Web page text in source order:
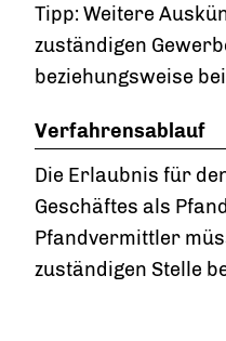
Tipp: Weitere
zuständigen
beziehungsweise
Verfahrensablauf
Die Erlaubnis für
Geschäftes als
Pfandvermittler
zuständigen Stelle